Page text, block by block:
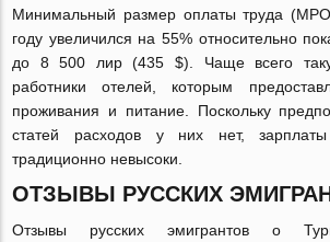
Минимальный размер оплаты труда
году увеличился на 55% относительно
до 8 500 лир (435 $). Чаще всего
работники отелей, которым
проживания и питание. Поскольку
статей расходов у них нет, зарплаты
традиционно невысоки.
ОТЗЫВЫ РУССКИХ
Отзывы русских эмигрантов о